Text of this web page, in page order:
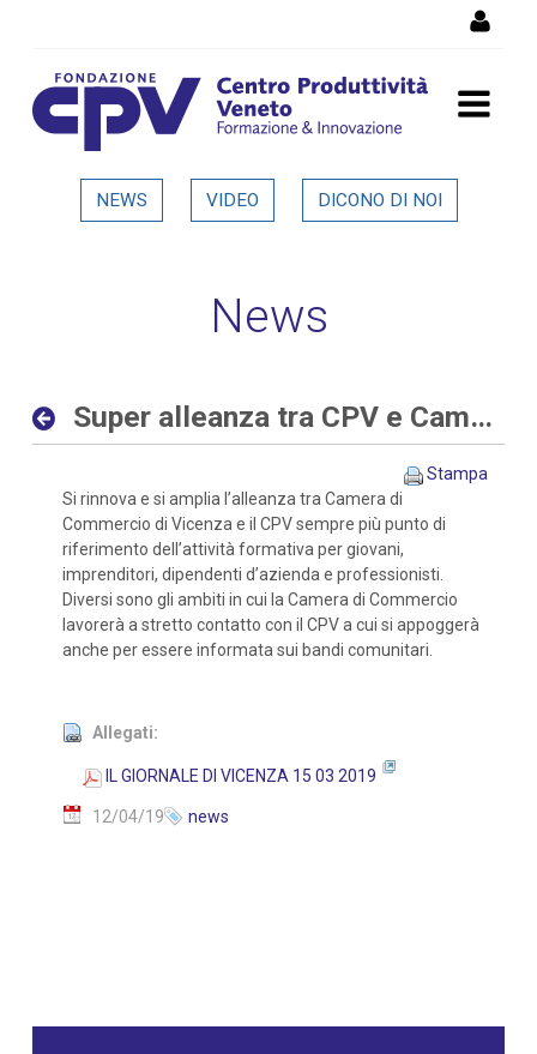
Super alleanza tra CPV e
Vicenza - Dettaglio in
NEWS VIDEO DICONO DI NOI
News
Super alleanza tra CPV e Camera di Commercio di Vicenza
Stampa
Si rinnova e si amplia l’alleanza tra Camera di
Commercio di Vicenza e il CPV sempre più punto di
riferimento dell’attività formativa per giovani,
imprenditori, dipendenti d’azienda e professionisti.
Diversi sono gli ambiti in cui la Camera di Commercio
lavorerà a stretto contatto con il CPV a cui si appoggerà
anche per essere informata sui bandi comunitari.
Allegati:
IL GIORNALE DI VICENZA 15 03 2019
12/04/19 news